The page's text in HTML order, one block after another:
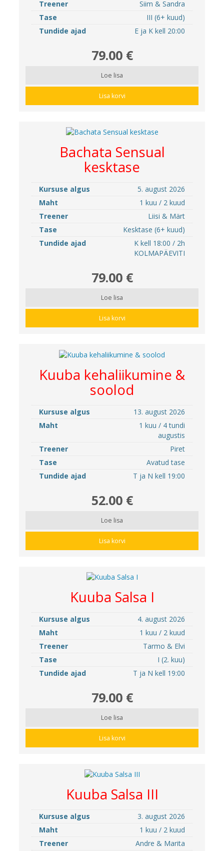
Treener
Siim & Sandra
Tase
III (6+ kuud)
Tundide ajad
E ja K kell 20:00
79.00 €
Loe lisa
Lisa korvi
Bachata Sensual
kesktase
Kursuse algus
5. august 2026
Maht
1 kuu / 2 kuud
Treener
Liisi & Märt
Tase
Kesktase (6+ kuud)
Tundide ajad
K kell 18:00 / 2h
KOLMAPÄEVITI
79.00 €
Loe lisa
Lisa korvi
Kuuba kehaliikumine &
soolod
Kursuse algus
13. august 2026
Maht
1 kuu / 4 tundi
augustis
Treener
Piret
Tase
Avatud tase
Tundide ajad
T ja N kell 19:00
52.00 €
Loe lisa
Lisa korvi
Kuuba Salsa I
Kursuse algus
4. august 2026
Maht
1 kuu / 2 kuud
Treener
Tarmo & Elvi
Tase
I (2. kuu)
Tundide ajad
T ja N kell 19:00
79.00 €
Loe lisa
Lisa korvi
Kuuba Salsa III
Kursuse algus
3. august 2026
Maht
1 kuu / 2 kuud
Treener
Andre & Marita